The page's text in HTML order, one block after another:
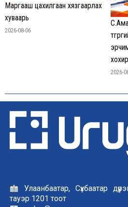
Маргааш цахилгаан хязгаарлах
хуваарь
2026-08-06
2026-
Улаанбаатар, Сүхбаатар
тауэр 1201 тоот